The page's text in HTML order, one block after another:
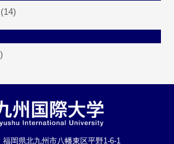
(14)
岡県北九州市八幡東区平野1-6-1